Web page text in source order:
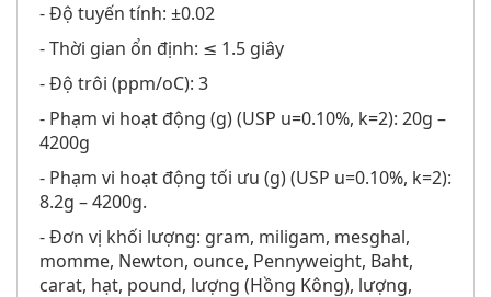
- Độ tuyến tính: ±0.02
- Thời gian ổn định: ≤ 1.5 giây
- Độ trôi (ppm/oC): 3
- Phạm vi hoạt động (g) (USP u=0.10%, k=2): 20g –
4200g
- Phạm vi hoạt động tối ưu (g) (USP u=0.10%, k=2):
8.2g – 4200g.
- Đơn vị khối lượng: gram, miligam, mesghal,
momme, Newton, ounce, Pennyweight, Baht,
carat, hạt, pound, lượng (Hồng Kông), lượng,